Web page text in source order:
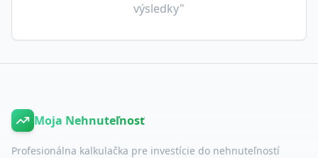
výsledky"
Moja Nehnuteľnosť
Profesionálna kalkulačka pre investície do nehnuteľností